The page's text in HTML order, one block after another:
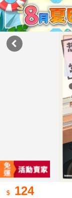
124